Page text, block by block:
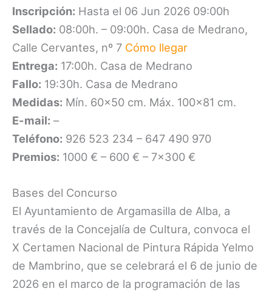
Inscripción: Hasta el 06 Jun 2026 09:00h
Sellado: 08:00h. – 09:00h. Casa de Medrano,
Calle Cervantes, nº 7 Cómo llegar
Entrega: 17:00h. Casa de Medrano
Fallo: 19:30h. Casa de Medrano
Medidas: Mín. 60×50 cm. Máx. 100×81 cm.
E-mail: –
Teléfono: 926 523 234 – 647 490 970
Premios: 1000 € – 600 € – 7×300 €
Bases del Concurso
El Ayuntamiento de Argamasilla de Alba, a
través de la Concejalía de Cultura, convoca el
X Certamen Nacional de Pintura Rápida Yelmo
de Mambrino, que se celebrará el 6 de junio de
2026 en el marco de la programación de las